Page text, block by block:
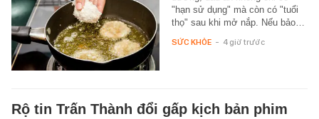
"hạn sử dụng" mà còn có "tuổi
thọ" sau khi mở nắp. Nếu bảo…
SỨC KHỎE - 4 giờ trước
Rộ tin Trấn Thành đổi gấp kịch bản phim